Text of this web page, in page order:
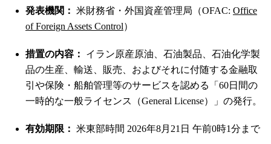
発表機関： 米財務省・外国資産管理局（OFAC: Office
of Foreign Assets Control）
措置の内容：
イラン原産原油、石油製品、石油化学製
品の生産、輸送、販売、およびそれに付随する金融取
引や保険・船舶管理等のサービスを認める「60日間の
一時的な一般ライセンス（General License）」の発行。
有効期限： 米東部時間 2026年8月21日 午前0時1分まで